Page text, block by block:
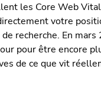
les Core Web
votre
recherche. En
pour être encore
de ce que vit